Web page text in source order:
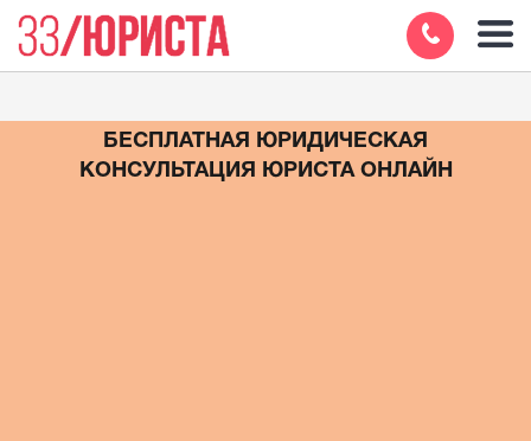
БЕСПЛАТНАЯ ЮРИДИЧЕСКАЯ
КОНСУЛЬТАЦИЯ ЮРИСТА ОНЛАЙН